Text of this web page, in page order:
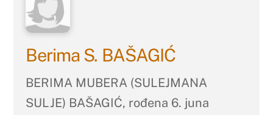
Berima S. BAŠAGIĆ
BERIMA MUBERA (SULEJMANA
SULJE) BAŠAGIĆ, rođena 6. juna